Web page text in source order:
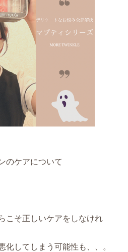
のケアについて
こそ正しいケアをしなけれ
化してしまう可能性も、、。